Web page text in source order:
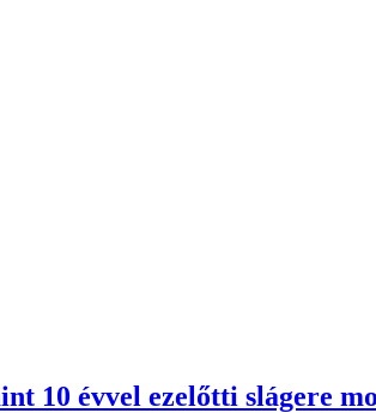
10 évvel ezelőtti slágere